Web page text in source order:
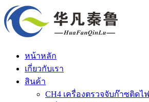
หน้าหลัก
เกี่ยวกับเรา
สินค้า
CH4 เครื่องตรวจจับก๊าซติดไฟ